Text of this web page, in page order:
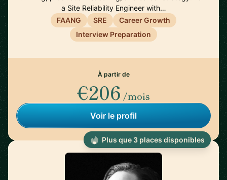
a Site Reliability Engineer with…
FAANG
SRE
Career Growth
Interview Preparation
À partir de
€206 /mois
Voir le profil
Plus que 3 places disponibles